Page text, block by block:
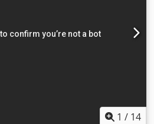
1 / 14